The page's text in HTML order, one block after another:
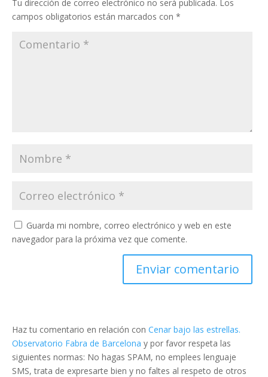
Tu dirección de correo electrónico no será publicada. Los
campos obligatorios están marcados con *
Guarda mi nombre, correo electrónico y web en este
navegador para la próxima vez que comente.
Haz tu comentario en relación con Cenar bajo las estrellas.
Observatorio Fabra de Barcelona y por favor respeta las
siguientes normas: No hagas SPAM, no emplees lenguaje
SMS, trata de expresarte bien y no faltes al respeto de otros